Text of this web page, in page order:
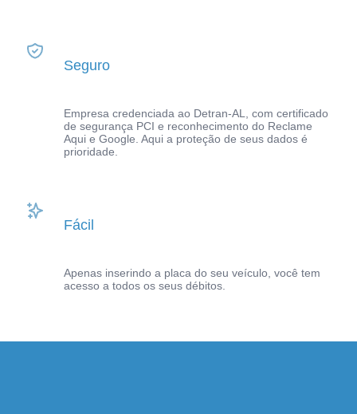
Seguro
Empresa credenciada ao Detran-AL, com certificado
de segurança PCI e reconhecimento do Reclame
Aqui e Google. Aqui a proteção de seus dados é
prioridade.
Fácil
Apenas inserindo a placa do seu veículo, você tem
acesso a todos os seus débitos.